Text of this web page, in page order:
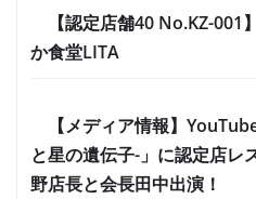
【認定店舗40 No.KZ-
か食堂LITA
【メディア情報】
と星の遺伝子-」に認定店レ
野店長と会長田中出演！